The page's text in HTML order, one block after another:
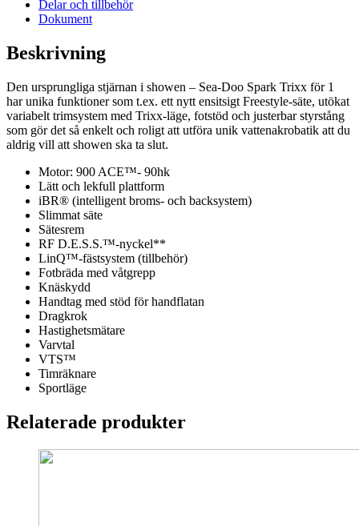
Delar och tillbehör
Dokument
Beskrivning
Den ursprungliga stjärnan i showen – Sea-Doo Spark Trixx för 1
har unika funktioner som t.ex. ett nytt ensitsigt Freestyle-säte, utökat
variabelt trimsystem med Trixx-läge, fotstöd och justerbar styrstång
som gör det så enkelt och roligt att utföra unik vattenakrobatik att du
aldrig vill att showen ska ta slut.
Motor: 900 ACE™- 90hk
Lätt och lekfull plattform
iBR® (intelligent broms- och backsystem)
Slimmat säte
Sätesrem
RF D.E.S.S.™-nyckel**
LinQ™-fästsystem (tillbehör)
Fotbräda med våtgrepp
Knäskydd
Handtag med stöd för handflatan
Dragkrok
Hastighetsmätare
Varvtal
VTS™
Timräknare
Sportläge
Relaterade produkter